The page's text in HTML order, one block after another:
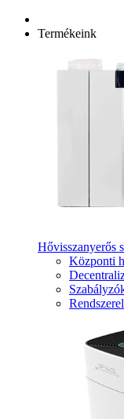
Termékeink
Hővisszanyerős
Központi